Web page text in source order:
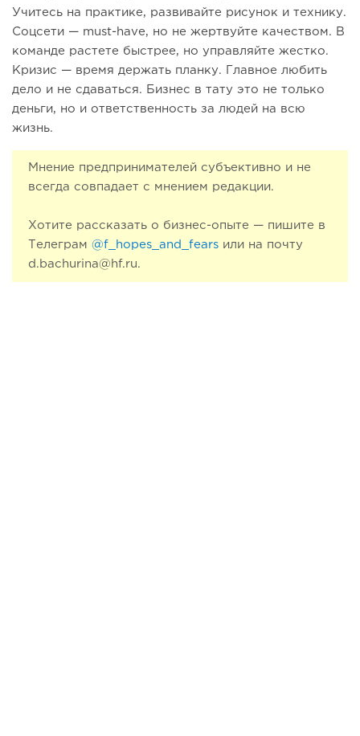
Учитесь на практике, развивайте рисунок и технику.
Соцсети — must-have, но не жертвуйте качеством. В
команде растете быстрее, но управляйте жестко.
Кризис — время держать планку. Главное любить
дело и не сдаваться. Бизнес в тату это не только
деньги, но и ответственность за людей на всю
жизнь.
Мнение предпринимателей субъективно и не
всегда совпадает с мнением редакции.
Хотите рассказать о бизнес-опыте — пишите в
Телеграм @f_hopes_and_fears или на почту
d.bachurina@hf.ru.